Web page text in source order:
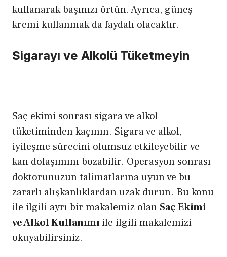
kullanarak başınızı örtün. Ayrıca, güneş
kremi kullanmak da faydalı olacaktır.
Sigarayı ve Alkolü Tüketmeyin
Saç ekimi sonrası sigara ve alkol
tüketiminden kaçının. Sigara ve alkol,
iyileşme sürecini olumsuz etkileyebilir ve
kan dolaşımını bozabilir. Operasyon sonrası
doktorunuzun talimatlarına uyun ve bu
zararlı alışkanlıklardan uzak durun. Bu konu
ile ilgili ayrı bir makalemiz olan Saç Ekimi
ve Alkol Kullanımıile ilgili makalemizi
okuyabilirsiniz.